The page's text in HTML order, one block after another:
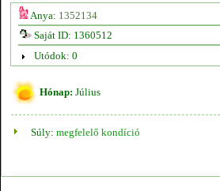
Anya: 1352134
Saját ID: 1360512
Utódok: 0
Hónap: Július
Súly: megfelelő kondíció